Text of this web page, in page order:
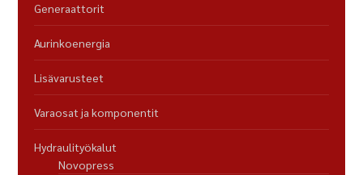
Generaattorit
Aurinkoenergia
Lisävarusteet
Varaosat ja komponentit
Hydraulityökalut
Novopress